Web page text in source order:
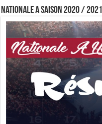
Nationale A saison 2020 / 2021